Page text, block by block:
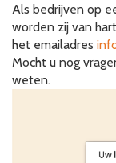
Als bedrijven op
worden zij van
het emailadres
Mocht u nog
weten.